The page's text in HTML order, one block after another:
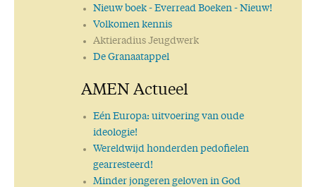
Nieuw boek- Everread Boeken - Nieuw!
Volkomen kennis
Aktieradius Jeugdwerk
De Granaatappel
AMEN Actueel
Eén Europa: uitvoering van oude
ideologie!
Wereldwijd honderden pedofielen
gearresteerd!
Minder jongeren geloven in God